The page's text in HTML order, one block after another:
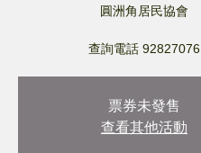
圓洲角居民協會
查詢電話 92827076
票券未發售
查看其他活動